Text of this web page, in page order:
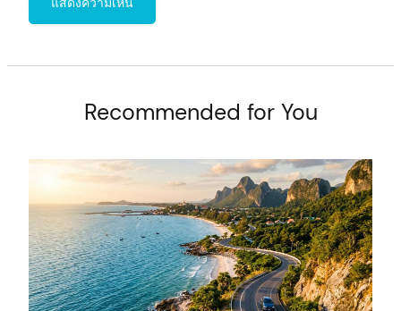
Recommended for You